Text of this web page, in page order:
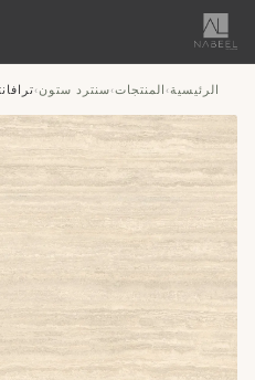
الرئيسية›المنتجات›سنترد ستون›